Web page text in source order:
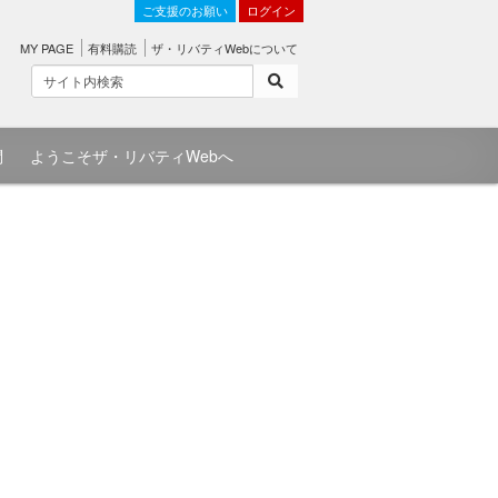
ご支援のお願い ログイン
MY PAGE 有料購読 ザ・リバティWebについて
ようこそザ・リバティWebへ